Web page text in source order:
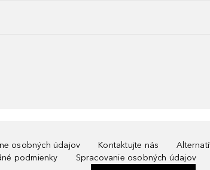
osobných údajov Kontaktujte nás
podmienky
Spracovanie osobných údajov